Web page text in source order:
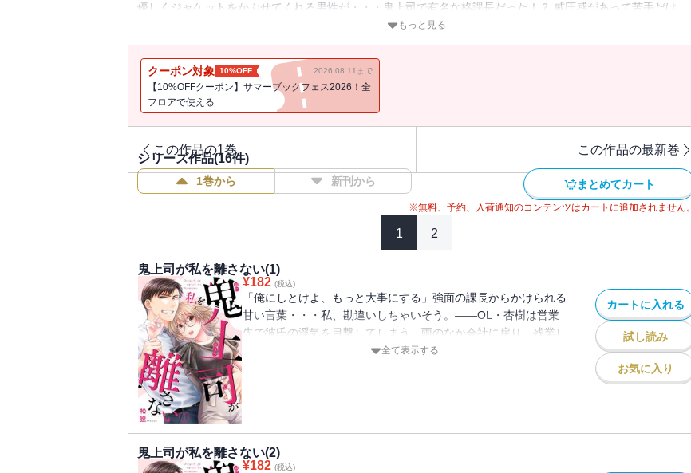
優しくジャケットをかぶせてくれる男性が・・・鬼上司で有名な柊課長だった！？ 威圧感があって苦手だけ
ど、困ったときに頼れる課長。復縁を迫る彼氏から杏樹を守るために家にまで匿ってくれて・・・職場では見た
て・・・
もっと見る
クーポン対象 10%OFF 2026.08.11まで
【10%OFFクーポン】サマーブックフェス2026！全
フロアで使える
この作品の1巻 この作品の最新巻
シリーズ作品(16件)
1巻から 新刊から まとめてカート
※無料、予約、入荷通知のコンテンツはカートに追加されません。
1 2
鬼上司が私を離さない(1)
¥182 (税込)
「俺にしとけよ、もっと大事にする」強面の課長からかけられる
甘い言葉・・・私、勘違いしちゃいそう。――OL・杏樹は営業
先で彼氏の浮気を目撃してしまう。雨のなか会社に戻り、残業し
ながら落ち込んでいると優しくジャケットをかぶせてくれる男性
きれない彼氏が再び接近してきて・・・
全て表示する
カートに入れる
試し読み
お気に入り
鬼上司が私を離さない(2)
¥182 (税込)